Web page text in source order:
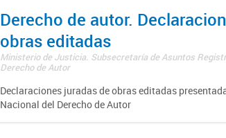
Derecho de autor.
obras editadas
Ministerio de Justicia. Subsecretaría de Asuntos
Derecho de Autor
Declaraciones juradas de obras editadas
Nacional del Derecho de Autor